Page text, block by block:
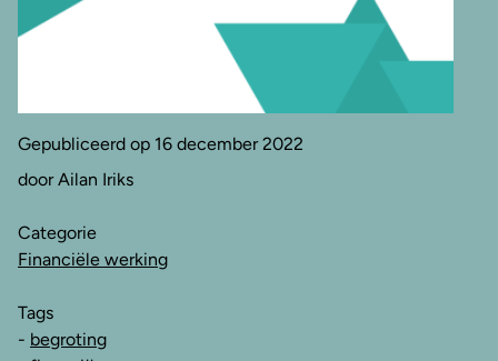
Gepubliceerd op 16 december 2022
door Ailan Iriks
Categorie
Financiële werking
Tags
- begroting